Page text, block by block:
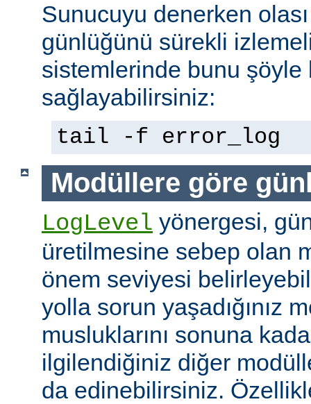
Sunucuyu denerken
günlüğünü sürekli
sistemlerinde bunu şöyle
sağlayabilirsiniz:
tail -f error_log
Modüllere göre
LogLevel yönergesi,
üretilmesine sebep olan
önem seviyesi
yolla sorun yaşadığınız
musluklarını sonuna
ilgilendiğiniz diğer
da edinebilirsiniz.